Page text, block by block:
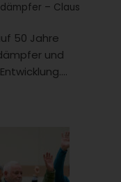
– Claus
50 Jahre
und